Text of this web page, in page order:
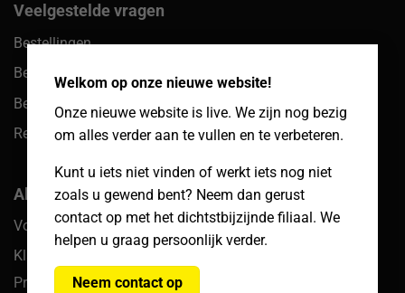
Welkom op onze nieuwe website!
Onze nieuwe website is live. We zijn nog bezig
om alles verder aan te vullen en te verbeteren.
Kunt u iets niet vinden of werkt iets nog niet
zoals u gewend bent? Neem dan gerust
contact op met het dichtstbijzijnde filiaal. We
helpen u graag persoonlijk verder.
Neem contact op
Veelgestelde vragen
Bestellingen
Betalingen
Bezorgen & afhalen
Retouren
Algemeen
Voorwaarden
Klachten
Privacy